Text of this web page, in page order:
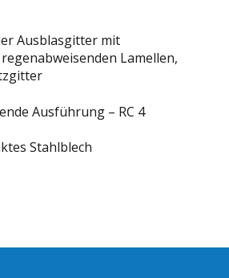
Ausblasgitter mit
Lamellen,
Ausführung – RC 4
Stahlblech